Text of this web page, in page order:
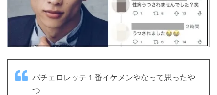
バチェロレッテ１番イケメンやなって思ったや
つ